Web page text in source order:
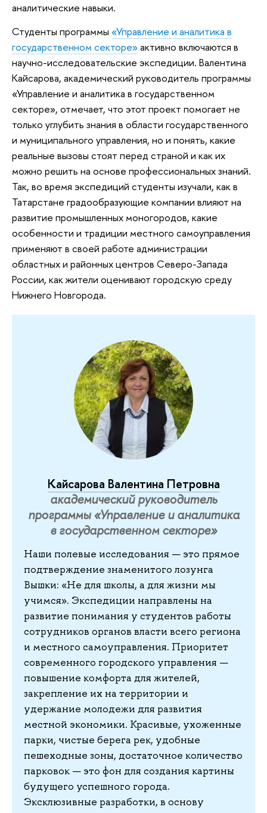
аналитические навыки.
Студенты программы «Управление и аналитика в
государственном секторе»активно включаются в
научно-исследовательские экспедиции. Валентина
Кайсарова, академический руководитель программы
«Управление и аналитика в государственном
секторе», отмечает, что этот проект помогает не
только углубить знания в области государственного
и муниципального управления, но и понять, какие
реальные вызовы стоят перед страной и как их
можно решить на основе профессиональных знаний.
Так, во время экспедиций студенты изучали, как в
Татарстане градообразующие компании влияют на
развитие промышленных моногородов, какие
особенности и традиции местного самоуправления
применяют в своей работе администрации
областных и районных центров Северо-Запада
России, как жители оценивают городскую среду
Нижнего Новгорода.
Кайсарова Валентина Петровна
академический руководитель
программы «Управление и аналитика
в государственном секторе»
Наши полевые исследования — это прямое
подтверждение знаменитого лозунга
Вышки: «Не для школы, а для жизни мы
учимся». Экспедиции направлены на
развитие понимания у студентов работы
сотрудников органов власти всего региона
и местного самоуправления. Приоритет
современного городского управления —
повышение комфорта для жителей,
закрепление их на территории и
удержание молодежи для развития
местной экономики. Красивые, ухоженные
парки, чистые берега рек, удобные
пешеходные зоны, достаточное количество
парковок — это фон для создания картины
будущего успешного города.
Эксклюзивные разработки, в основу